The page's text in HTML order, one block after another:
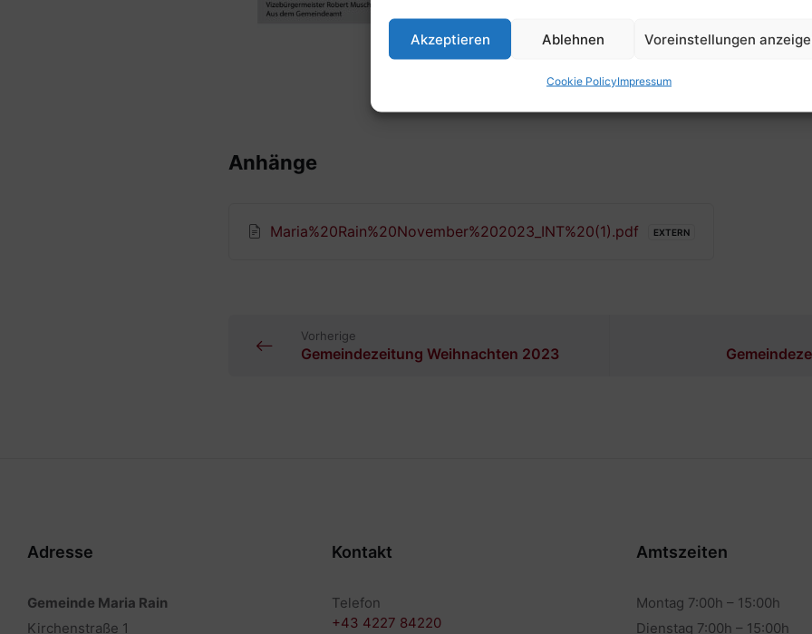
Akzeptieren Ablehnen Voreinstellungen
Cookie PolicyImpressum
Anhänge
Maria%20Rain%20November%202023_INT%20(1).pdf EXTERN
Vorherige
Gemeindezeitung Weihnachten 2023
Adresse
Gemeinde Maria Rain
Kirchenstraße 1
Kontakt
Telefon
+43 4227 84220
Amtszeiten
Montag 7:00h – 15:00h
Dienstag 7:00h – 15:00h